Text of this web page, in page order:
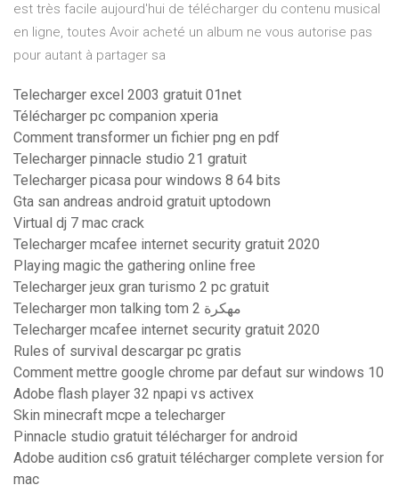
est très facile aujourd'hui de télécharger du contenu musical
en ligne, toutes Avoir acheté un album ne vous autorise pas
pour autant à partager sa
Telecharger excel 2003 gratuit 01net
Télécharger pc companion xperia
Comment transformer un fichier png en pdf
Telecharger pinnacle studio 21 gratuit
Telecharger picasa pour windows 8 64 bits
Gta san andreas android gratuit uptodown
Virtual dj 7 mac crack
Telecharger mcafee internet security gratuit 2020
Playing magic the gathering online free
Telecharger jeux gran turismo 2 pc gratuit
Telecharger mon talking tom 2 مهكرة
Telecharger mcafee internet security gratuit 2020
Rules of survival descargar pc gratis
Comment mettre google chrome par defaut sur windows 10
Adobe flash player 32 npapi vs activex
Skin minecraft mcpe a telecharger
Pinnacle studio gratuit télécharger for android
Adobe audition cs6 gratuit télécharger complete version for
mac